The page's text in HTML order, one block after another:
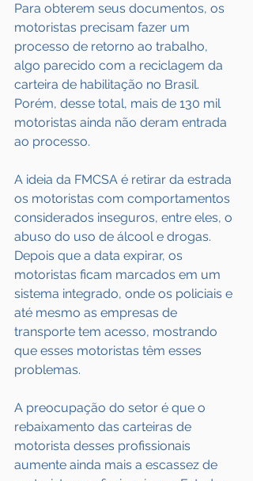
Para obterem seus documentos, os
motoristas precisam fazer um
processo de retorno ao trabalho,
algo parecido com a reciclagem da
carteira de habilitação no Brasil.
Porém, desse total, mais de 130 mil
motoristas ainda não deram entrada
ao processo.
A ideia da FMCSA é retirar da estrada
os motoristas com comportamentos
considerados inseguros, entre eles, o
abuso do uso de álcool e drogas.
Depois que a data expirar, os
motoristas ficam marcados em um
sistema integrado, onde os policiais e
até mesmo as empresas de
transporte tem acesso, mostrando
que esses motoristas têm esses
problemas.
A preocupação do setor é que o
rebaixamento das carteiras de
motorista desses profissionais
aumente ainda mais a escassez de